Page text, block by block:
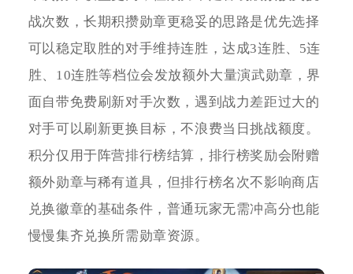
战次数，长期积攒勋章更稳妥的思路是优先选择
可以稳定取胜的对手维持连胜，达成3连胜、5连
胜、10连胜等档位会发放额外大量演武勋章，界
面自带免费刷新对手次数，遇到战力差距过大的
对手可以刷新更换目标，不浪费当日挑战额度。
积分仅用于阵营排行榜结算，排行榜奖励会附赠
额外勋章与稀有道具，但排行榜名次不影响商店
兑换徽章的基础条件，普通玩家无需冲高分也能
慢慢集齐兑换所需勋章资源。